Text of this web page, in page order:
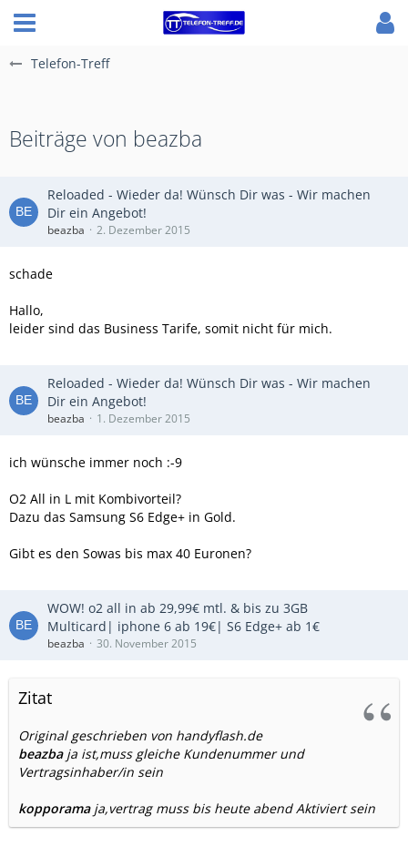
Telefon-Treff
Beiträge von beazba
Reloaded - Wieder da! Wünsch Dir was - Wir machen
Dir ein Angebot!
beazba 2. Dezember 2015
schade
Hallo,
leider sind das Business Tarife, somit nicht für mich.
Reloaded - Wieder da! Wünsch Dir was - Wir machen
Dir ein Angebot!
beazba 1. Dezember 2015
ich wünsche immer noch :-9
O2 All in L mit Kombivorteil?
Dazu das Samsung S6 Edge+ in Gold.
Gibt es den Sowas bis max 40 Euronen?
WOW! o2 all in ab 29,99€ mtl. & bis zu 3GB
Multicard| iphone 6 ab 19€| S6 Edge+ ab 1€
beazba 30. November 2015
Zitat
Original geschrieben von handyflash.de
beazbaja ist,muss gleiche Kundenummer und
Vertragsinhaber/in sein
kopporamaja,vertrag muss bis heute abend Aktiviert sein